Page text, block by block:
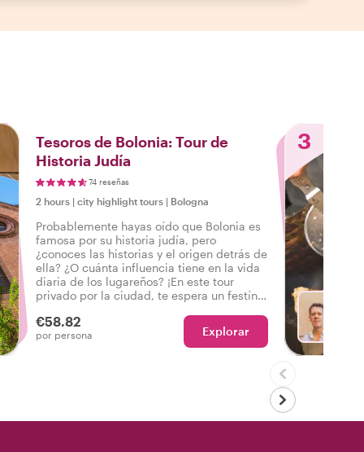
Tesoros de Bolonia: Tour de
Historia Judía
74 reseñas
2 hours | city highlight tours | Bologna
Probablemente hayas oído que Bolonia es
famosa por su historia judía, pero
¿conoces las historias y el origen detrás de
ella? ¿O cuánta influencia tiene en la vida
diaria de los lugareños? ¡En este tour
privado por la ciudad, te espera un festín
€58.82
por persona Explorar
3